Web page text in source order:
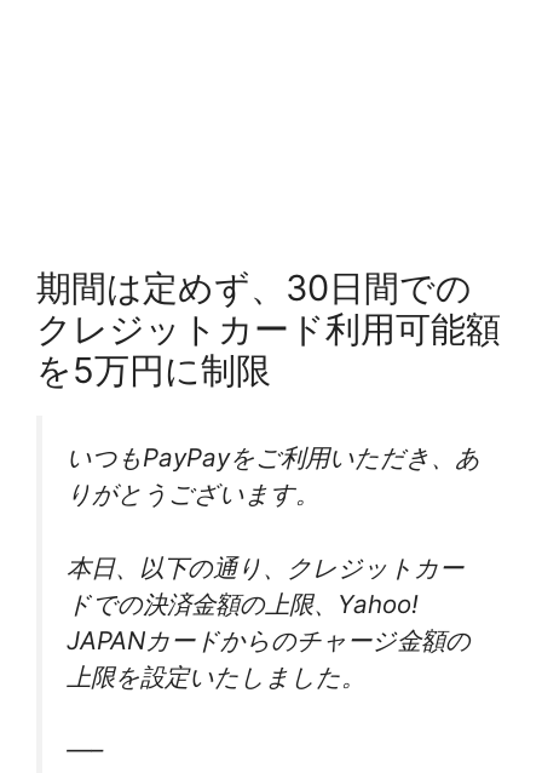
期間は定めず、30日間での
クレジットカード利用可能額
を5万円に制限
いつもPayPayをご利用いただき、あ
りがとうございます。
本日、以下の通り、クレジットカー
ドでの決済金額の上限、Yahoo!
JAPANカードからのチャージ金額の
上限を設定いたしました。
—–